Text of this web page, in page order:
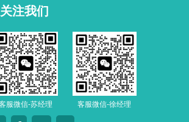
注我们
服微信-苏经理 客服微信-徐经理